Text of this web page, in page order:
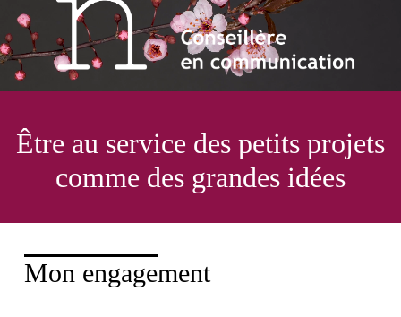
Simine Namdar ∙ Conseillère en
communication
Être au service des petits projets
comme des grandes idées
Mon engagement